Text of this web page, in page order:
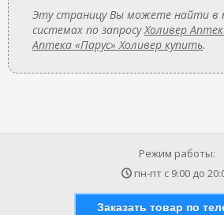
Эту страницу Вы можете найти в
системах по запросуХоливер
Аптека «Парус» Холивер купить.
Режим работы:
пн-пт с 9:00 до
Заказать товар по